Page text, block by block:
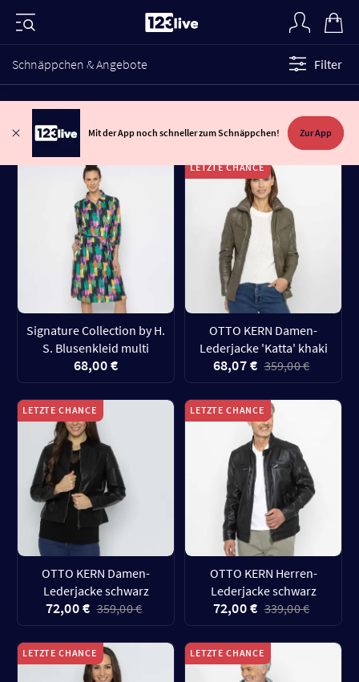
Schnäppchen & Angebote Filter
Mit der App noch schneller zum Schnäppchen! Zur App
Signature Collection by H.
S. Blusenkleid multi
68,00 €
LETZTE CHANCE
OTTO KERN Damen-
Lederjacke 'Katta' khaki
68,07 € 359,00 €
LETZTE CHANCE
OTTO KERN Damen-
Lederjacke schwarz
72,00 € 359,00 €
LETZTE CHANCE
OTTO KERN Herren-
Lederjacke schwarz
72,00 € 339,00 €
LETZTE CHANCE LETZTE CHANCE